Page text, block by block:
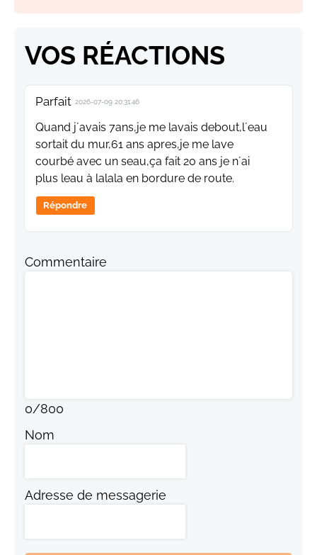
VOS RÉACTIONS
Parfait 2026-07-09 20:31:46
Quand j´avais 7ans,je me lavais debout,l´eau
sortait du mur,61 ans apres,je me lave
courbé avec un seau,ça fait 20 ans je n´ai
plus leau à lalala en bordure de route.
Répondre
Commentaire
0/800
Nom
Adresse de messagerie